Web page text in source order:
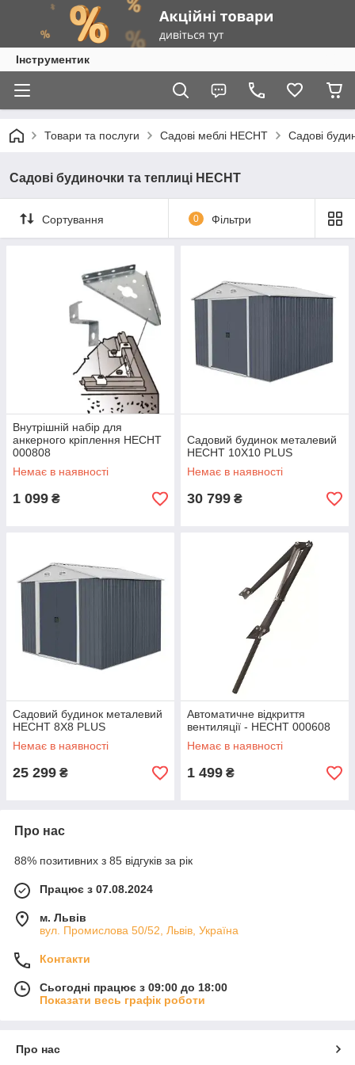
Інструментик
Товари та послуги Садові меблі HECHT Садові
Садові будиночки та теплиці HECHT
Сортування 0 Фільтри
Внутрішній набір для
анкерного кріплення HECHT
000808
Немає в наявності
1 099 ₴
Садовий будинок металевий
HECHT 10X10 PLUS
Немає в наявності
30 799 ₴
Садовий будинок металевий
HECHT 8X8 PLUS
Немає в наявності
25 299 ₴
Автоматичне відкриття
вентиляції - HECHT 000608
Немає в наявності
1 499 ₴
Про нас
88% позитивних з 85 відгуків за рік
Працює з 07.08.2024
м. Львів
вул. Промислова 50/52, Львів, Україна
Контакти
Сьогодні працює з 09:00 до 18:00
Показати весь графік роботи
Про нас